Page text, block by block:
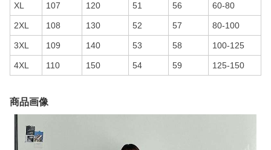
XL 107 120 51 56 60-80
2XL 108 130 52 57 80-100
3XL 109 140 53 58 100-125
4XL 110 150 54 59 125-150
商品画像